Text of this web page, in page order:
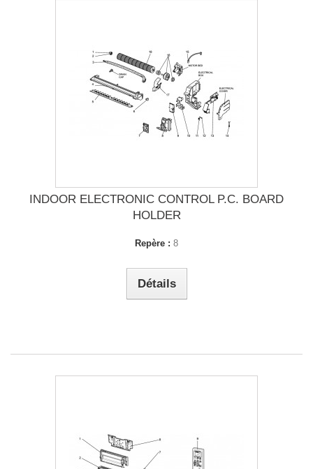
INDOOR ELECTRONIC CONTROL P.C. BOARD
HOLDER
Repère : 8
Détails